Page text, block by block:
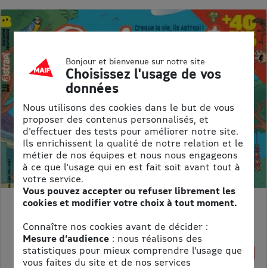
1% de remise
ASTRAPI
Prix kiosque :
Meilleur prix :
61,75 €
Bonjour et bienvenue sur notre site
Choisissez l'usage de vos
données
Nous utilisons des cookies dans le but de vous
proposer des contenus personnalisés, et
d'effectuer des tests pour améliorer notre site.
Ils enrichissent la qualité de notre relation et le
métier de nos équipes et nous nous engageons
à ce que l'usage qui en est fait soit avant tout à
votre service.
Vous pouvez accepter ou refuser librement les
cookies et modifier votre choix à tout moment.
Connaître nos cookies avant de décider :
Mesure d’audience: nous réalisons des
statistiques pour mieux comprendre l’usage que
vous faites du site et de nos services